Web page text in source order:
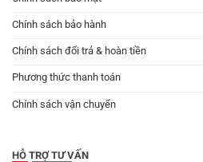
Chính sách bảo hành
Chính sách đổi trả & hoàn tiền
Phương thức thanh toán
Chính sách vận chuyển
HỖ TRỢ TƯ VẤN